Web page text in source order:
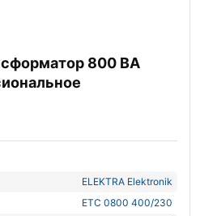
800 ВА
ELEKTRA Elektronik
ETC 0800 400/230